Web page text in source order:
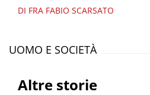
DI FRA FABIO SCARSATO
UOMO E SOCIETÀ
Altre storie